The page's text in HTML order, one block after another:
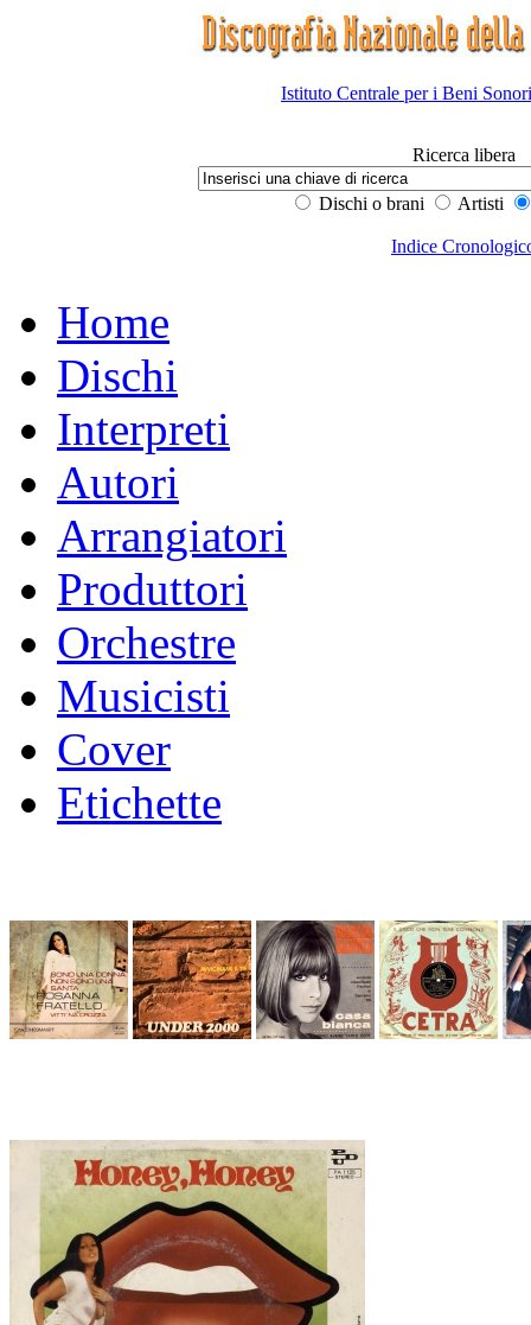
Istituto Centrale per i Beni
Ricerca libera
Dischi o brani Artisti
Indice
Home
Dischi
Interpreti
Autori
Arrangiatori
Produttori
Orchestre
Musicisti
Cover
Etichette